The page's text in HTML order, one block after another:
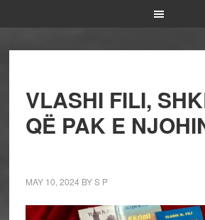
VLASHI FILI,
QË PAK E
MAY 10, 2024 BYS P